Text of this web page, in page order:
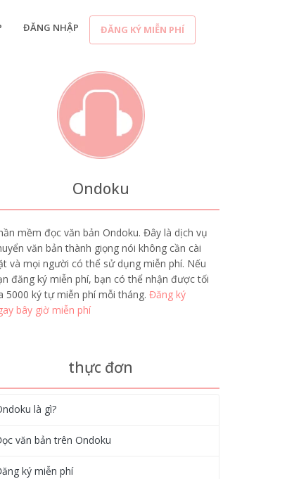
ĐĂNG NHẬP ĐĂNG KÝ MIỄN PHÍ
Ondoku
mềm đọc văn bản Ondoku. Đây là dịch vụ
văn bản thành giọng nói không cần cài
và mọi người có thể sử dụng miễn phí. Nếu
đăng ký miễn phí, bạn có thể nhận được tối
5000 ký tự miễn phí mỗi tháng. Đăng ký
bây giờ miễn phí
thực đơn
là gì?
văn bản trên Ondoku
ký miễn phí